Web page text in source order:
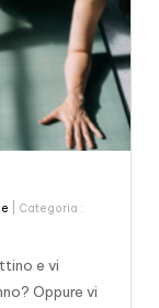
| Categoria :
e vi
Oppure vi